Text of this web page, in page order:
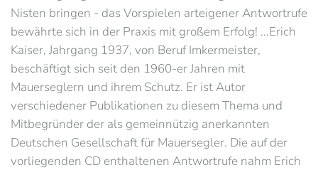
Nisten bringen - das Vorspielen arteigener Antwortrufe
bewährte sich in der Praxis mit großem Erfolg! ...Erich
Kaiser, Jahrgang 1937, von Beruf Imkermeister,
beschäftigt sich seit den 1960-er Jahren mit
Mauerseglern und ihrem Schutz. Er ist Autor
verschiedener Publikationen zu diesem Thema und
Mitbegründer der als gemeinnützig anerkannten
Deutschen Gesellschaft für Mauersegler. Die auf der
vorliegenden CD enthaltenen Antwortrufe nahm Erich